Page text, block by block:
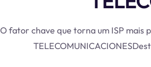
O fator chave que torna um ISP mais